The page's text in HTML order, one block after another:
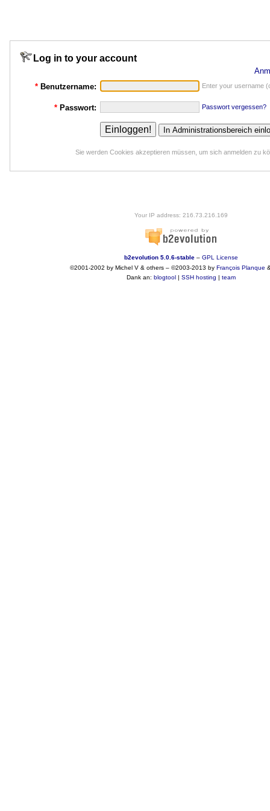
Log in to your account
* Benutzername: Enter your username
* Passwort: Passwort vergessen?
Sie werden Cookies akzeptieren müssen, um sich anmelden zu
Your IP address: 216.73.216.169
b2evolution 5.0.6-stable– GPL License
©2001-2002 by Michel V & others– ©2003-2013 by François Planque
Dank an: blogtool| SSH hosting | team